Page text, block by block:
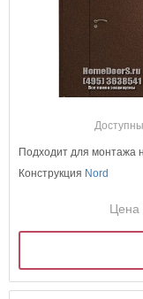
Подходит для монтажа
Конструкция Nord
Цена